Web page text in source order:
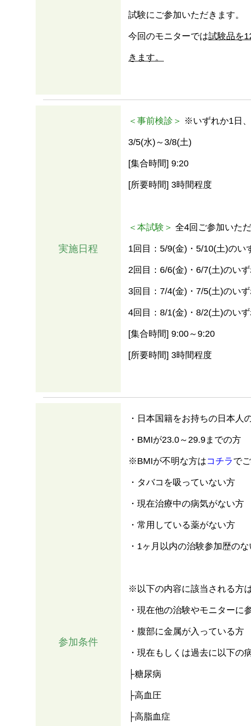
試験にご参加いただきます。
今回のモニターでは試験品を
きます。
実施日程
＜事前検診＞ ※いずれか1日、
3/5(水)～3/8(土)
[集合時間] 9:20
[所要時間] 3時間程度
＜本試験＞ 全4回ご参加いただ
1回目：5/9(金)・5/10(土)のい
2回目：6/6(金)・6/7(土)のいず
3回目：7/4(金)・7/5(土)のいず
4回目：8/1(金)・8/2(土)のいず
[集合時間] 9:00～9:20
[所要時間] 3時間程度
参加条件
・日本国籍をお持ちの日本人
・BMIが23.0～29.9までの方
※BMIが不明な方はコチラ で
・タバコを吸っていない方
・現在治療中の病気がない方
・常用している薬がない方
・1ヶ月以内の治験参加歴の
※以下の内容に該当される方
・現在他の治験やモニターに
・腹部に金属が入っている方
・現在もしくは過去に以下の
├糖尿病
├高血圧
├高脂血症